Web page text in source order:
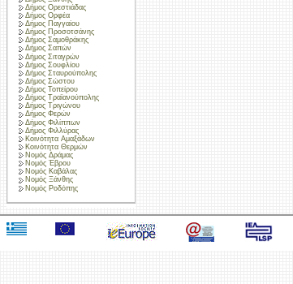
Δήμος Ορεστιάδας
Δήμος Ορφέα
Δήμος Παγγαίου
Δήμος Προσοτσάνης
Δήμος Σαμοθράκης
Δήμος Σαπών
Δήμος Σιταγρών
Δήμος Σουφλίου
Δήμος Σταυρούπολης
Δήμος Σώστου
Δήμος Τοπείρου
Δήμος Τραϊανούπολης
Δήμος Τριγώνου
Δήμος Φερών
Δήμος Φιλίππων
Δήμος Φιλλύρας
Κοινότητα Αμαξάδων
Κοινότητα Θερμών
Νομός Δράμας
Νομός Έβρου
Νομός Καβάλας
Νομός Ξάνθης
Νομός Ροδόπης